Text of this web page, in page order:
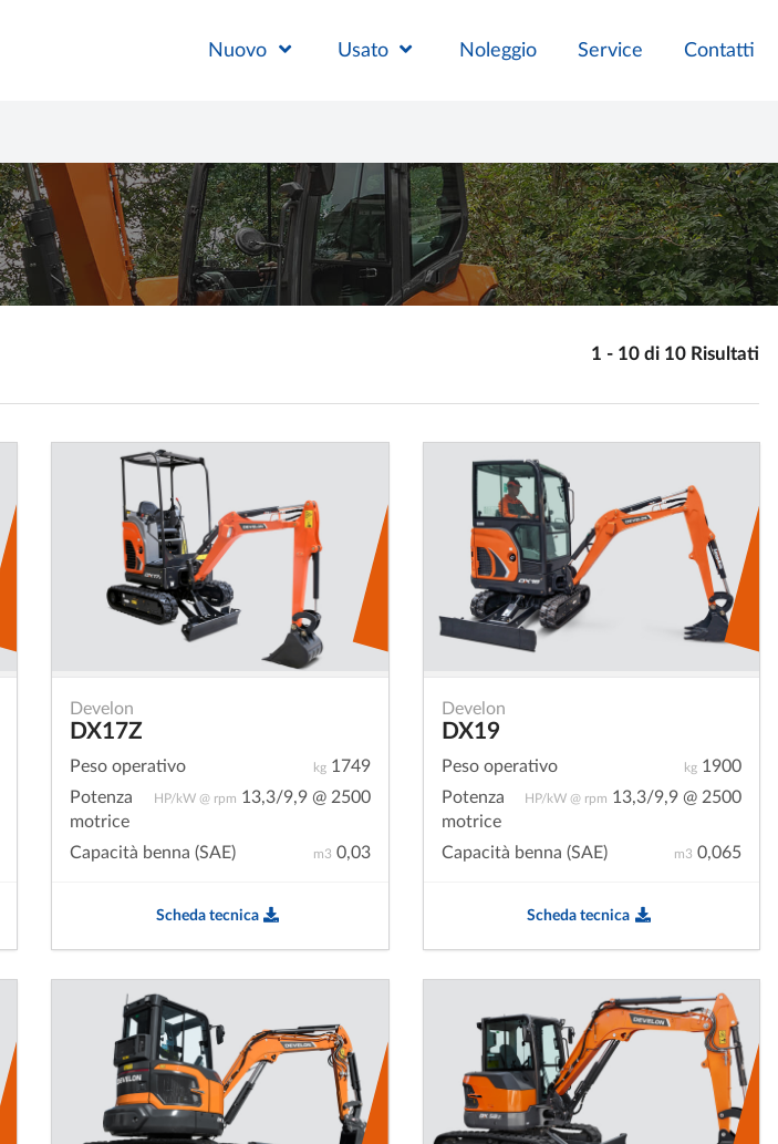
Nuovo Usato Noleggio Service Contatti
1 - 10 di 10 Risultati
Develon
DX17Z
kg1749
Peso operativo
HP/kW @ rpm 13,3/9,9 @ 2500
Potenza
motrice
m3 0,03
Capacità benna (SAE)
Scheda tecnica
Develon
DX19
kg 1900
Peso operativo
HP/kW @ rpm 13,3/9,9 @ 2500
Potenza
motrice
m3 0,065
Capacità benna (SAE)
Scheda tecnica